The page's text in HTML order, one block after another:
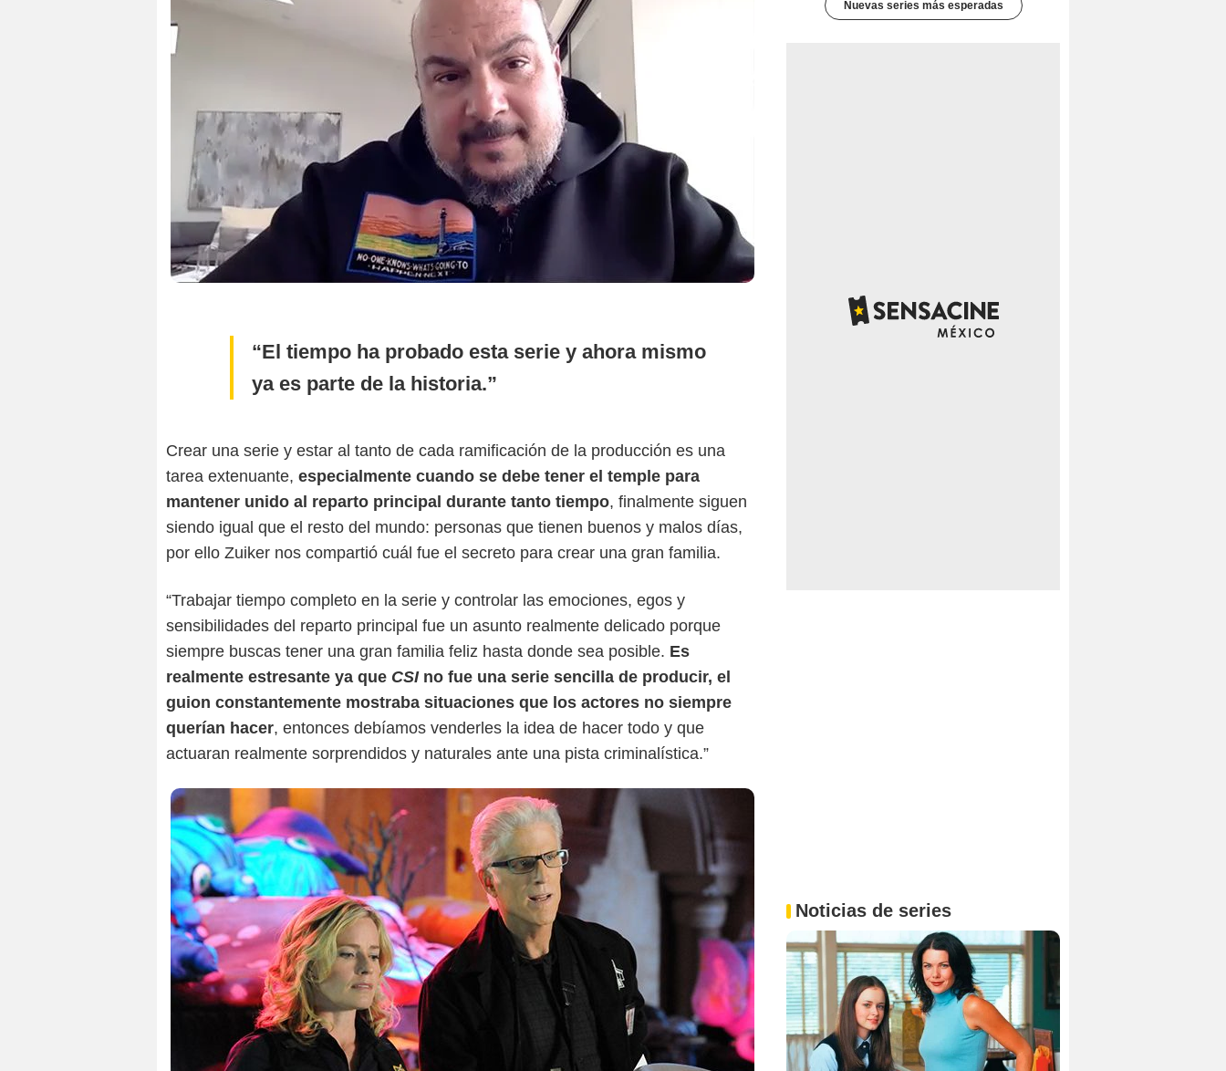
El tiempo ha probado esta serie y ahora mismo
ya es parte de la historia.
Crear una serie y estar al tanto de cada ramificación de la producción es una
tarea extenuante, especialmente cuando se debe tener el temple para
mantener unido al reparto principal durante tanto tiempo, finalmente siguen
siendo igual que el resto del mundo: personas que tienen buenos y malos días,
por ello Zuiker nos compartió cuál fue el secreto para crear una gran familia.
“Trabajar tiempo completo en la serie y controlar las emociones, egos y
sensibilidades del reparto principal fue un asunto realmente delicado porque
siempre buscas tener una gran familia feliz hasta donde sea posible. Es
realmente estresante ya que CSIno fue una serie sencilla de producir, el
guion constantemente mostraba situaciones que los actores no siempre
querían hacer, entonces debíamos venderles la idea de hacer todo y que
actuaran realmente sorprendidos y naturales ante una pista criminalística.”
Nuevas series más esperadas
Noticias de series